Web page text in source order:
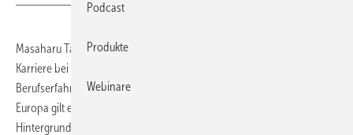
Masaharu Tada ist studierter Umweltingenieur und begann 2007 seine
Karriere bei Daikin Industries Ltd. mit Sitz in Osaka. Mit 6 Jahren
Berufserfahrung in Japan und über 9 Jahren Berufserfahrung in
Europa gilt er als erfahrener Vertriebsleiter mit internationalem
Hintergrund und hohem technischen Wissen im Bereich
Podcast
Produkte
Webinare